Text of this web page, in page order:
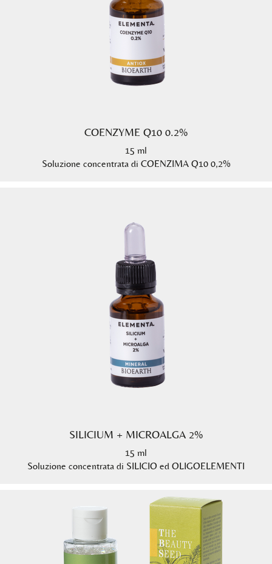
COENZYME Q10 0.2%
15 ml
Soluzione concentrata di COENZIMA Q10 0,2%
SILICIUM + MICROALGA 2%
15 ml
Soluzione concentrata di SILICIO ed OLIGOELEMENTI